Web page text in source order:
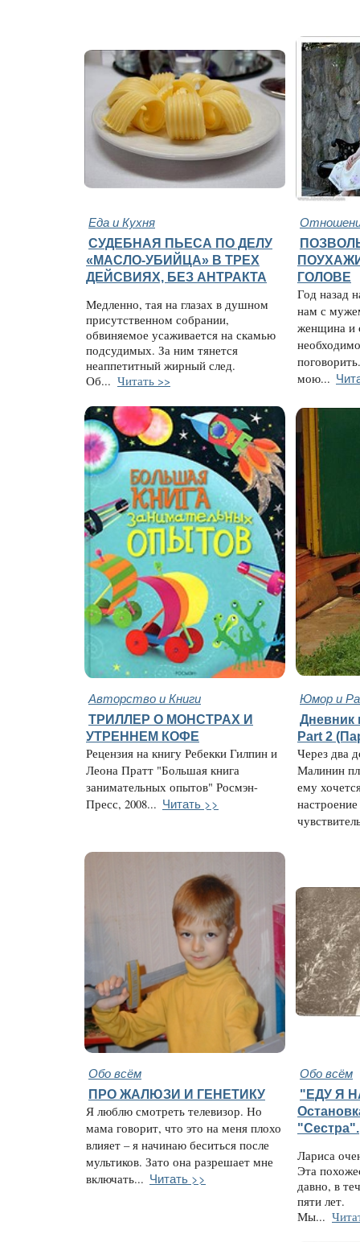
Еда и Кухня
СУДЕБНАЯ ПЬЕСА ПО ДЕЛУ
«МАСЛО-УБИЙЦА» В ТРЕХ
ДЕЙСВИЯХ, БЕЗ АНТРАКТА
Медленно, тая на глазах в душном
присутственном собрании,
обвиняемое усаживается на скамью
подсудимых. За ним тянется
неаппетитный жирный след.
Об... Читать >>
ГОЛОВЕ
Год назад
нам с
женщина и
мою...
Авторство и Книги Юмор и
ТРИЛЛЕР О МОНСТРАХ И
УТРЕННЕМ КОФЕ
Рецензия на книгу Ребекки Гилпин и
Леона Пратт "Большая книга
занимательных опытов" Росмэн-
Пресс, 2008... Читать >>
Дневник
Part 2
Через два
Малинин
ему
Обо всём Обо всём
ПРО ЖАЛЮЗИ И ГЕНЕТИКУ
Я люблю смотреть телевизор. Но
мама говорит, что это на меня плохо
влияет – я начинаю беситься после
мультиков. Зато она разрешает мне
включать... Читать >>
"ЕДУ Я
"Сестра".
Лариса
Эта
давно, в
пяти лет.
Мы...